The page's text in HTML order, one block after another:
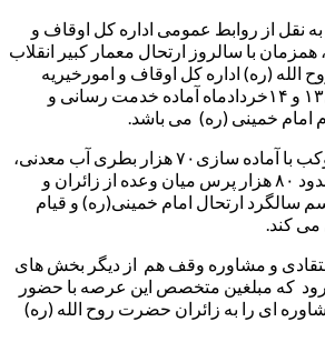
نقل از روابط عمومی اداره کل اوقاف و
همزمان با سالروز ارتحال معمار کبیر انقلاب
الله (ره) اداره کل اوقاف و امورخیریه
استان تهران در روزهای۱۳ و ۱۴خردادماه آماده خدمت رسانی و
امام خمینی (ره) می باشد.
بنابر این گزارش، این موکب با آماده سازی۷۰ هزار بطری آب معدنی،
۵۰ هزار عدد بستنی و حدود ۸۰ هزار پرس میان وعده از زائران و
سالگرد ارتحال امام خمینی(ره) و قیام
و مشاوره وقف هم از دیگر بخش های
که مبلغین متخصص این عرصه با حضور
ای را به زائران حضرت روح الله (ره)